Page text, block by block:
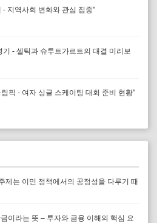
- 지역사회 변화와 관심 집중"
기 - 셀틱과 슈투트가르트의 대결 미리보
림픽 - 여자 싱글 스케이팅 대회 준비 현황"
제는 이민 정책에서의 공정성을 다루기 때
이라는 뜻 – 투자와 금융 이해의 핵심 요